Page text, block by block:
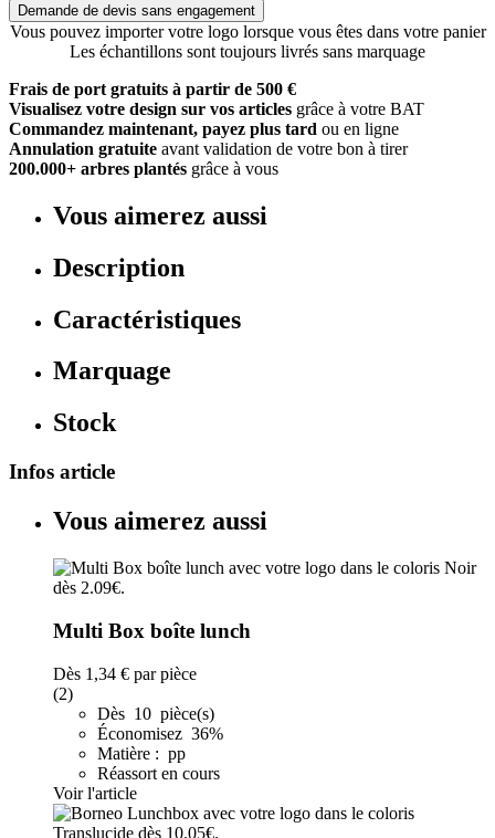
Demande de devis sans engagement
Vous pouvez importer votre logo lorsque vous êtes dans votre panier
Les échantillons sont toujours livrés sans marquage
Frais de port gratuits à partir de 500 €
Visualisez votre design sur vos articles grâce à votre BAT
Commandez maintenant, payez plus tard ou en ligne
Annulation gratuite avant validation de votre bon à tirer
200.000+ arbres plantés grâce à vous
Vous aimerez aussi
Description
Caractéristiques
Marquage
Stock
Infos article
Vous aimerez aussi
Multi Box boîte lunch
Dès 1,34 € par pièce
(2)
Dès 10 pièce(s)
Économisez 36%
Matière : pp
Réassort en cours
Voir l'article